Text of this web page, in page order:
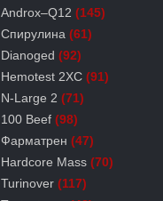
Androx–Q12 (145)
Спирулина (61)
Dianoged (92)
Hemotest 2XC (91)
N-Large 2 (71)
100 Beef (98)
Фарматрен (47)
Hardcore Mass (70)
Turinover (117)